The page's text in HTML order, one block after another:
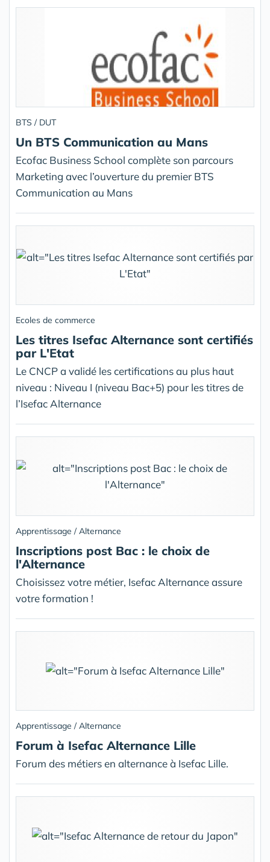
BTS / DUT
Un BTS Communication au Mans
Ecofac Business School complète son parcours
Marketing avec l’ouverture du premier BTS
Communication au Mans
Ecoles de commerce
Les titres Isefac Alternance sont certifiés
par L'Etat
Le CNCP a validé les certifications au plus haut
niveau : Niveau I (niveau Bac+5) pour les titres de
l’Isefac Alternance
Apprentissage / Alternance
Inscriptions post Bac : le choix de
l'Alternance
Choisissez votre métier, Isefac Alternance assure
votre formation !
Apprentissage / Alternance
Forum à Isefac Alternance Lille
Forum des métiers en alternance à Isefac Lille.